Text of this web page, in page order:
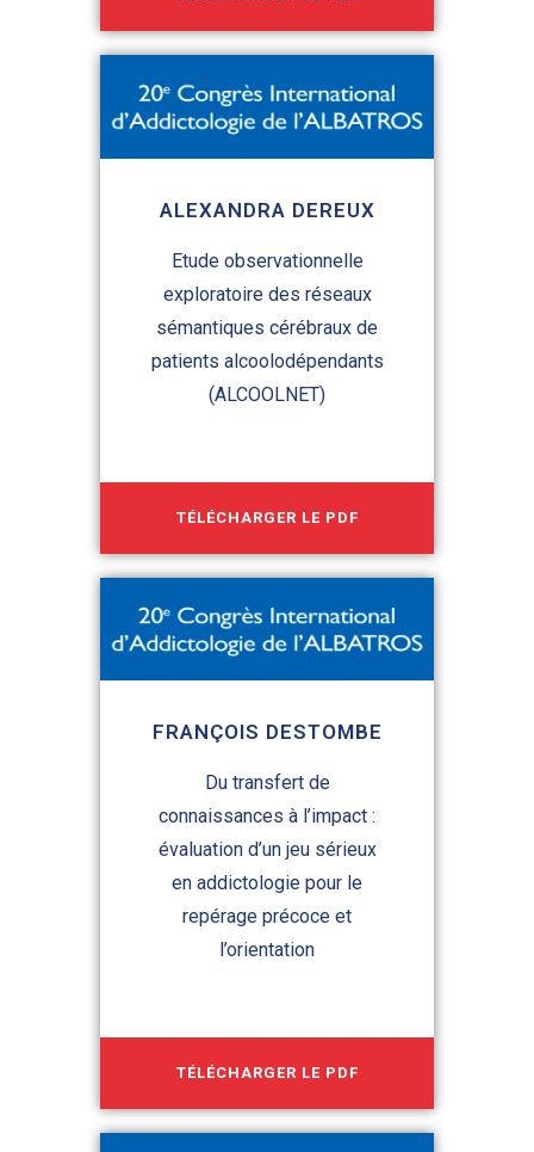
ALEXANDRA DEREUX
Etude observationnelle
exploratoire des réseaux
sémantiques cérébraux de
patients alcoolodépendants
(ALCOOLNET)
TÉLÉCHARGER LE PDF
FRANÇOIS DESTOMBE
Du transfert de
connaissances à l’impact :
évaluation d’un jeu sérieux
en addictologie pour le
repérage précoce et
l’orientation
TÉLÉCHARGER LE PDF